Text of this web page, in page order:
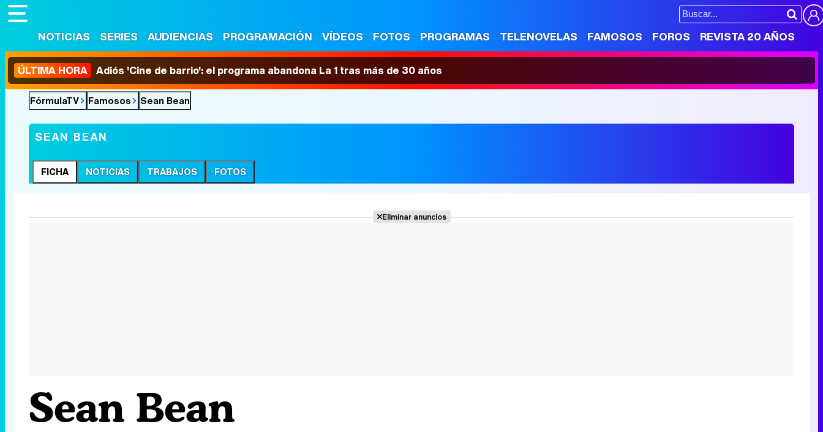
NOTICIAS SERIES AUDIENCIAS PROGRAMACIÓN VÍDEOS FOTOS PROGRAMAS TELENOVELAS FAMOSOS FOROS REVISTA 20 AÑOS
ÚLTIMA HORA Adiós 'Cine de barrio': el programa abandona La 1 tras más de 30 años
FórmulaTV Famosos Sean Bean
SEAN BEAN
FICHA NOTICIAS TRABAJOS FOTOS
Eliminar anuncios
Sean Bean